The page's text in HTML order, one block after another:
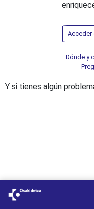
Acceder
Dónde y
Y si tienes algún